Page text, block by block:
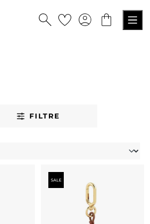
FILTRE
SALE